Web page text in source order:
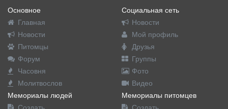
Основное
Главная
Новости
Питомцы
Форум
Часовня
Молитвослов
Социальная сеть
Новости
Мой профиль
Друзья
Группы
Фото
Видео
Мемориалы людей
Мемориалы питомцев